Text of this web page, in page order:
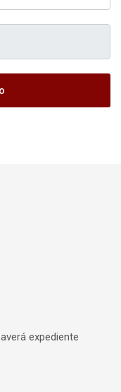
expediente